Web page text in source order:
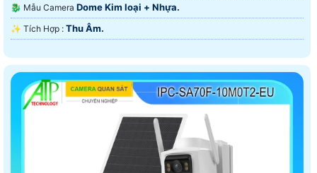
🐉️ Mẫu Camera Dome Kim loại + Nhựa.
️✨ Tích Hợp : Thu Âm.